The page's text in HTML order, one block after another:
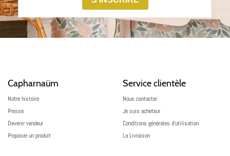
Capharnaüm
Notre histoire
Presse
Devenir vendeur
Proposer un produit
Service clientèle
Nous contacter
Je suis acheteur
Conditions générales d’utilisation
La Livraison